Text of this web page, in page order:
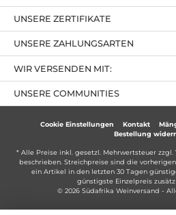
UNSERE ZAHLUNGSARTEN
UNSERE ZERTIFIKATE
UNSERE COMMUNITIES
WIR VERSENDEN MIT:
Cookie Einstellungen Kontakt
Bestellung
* Alle Preise inkl. gesetzl. Mehrwertsteuer zzgl.
beschrieben. Streichpreise sind die
ein Artikel in den letzten 30 Tagen
günstigste Einzelpreis
© 2026 Südafrika Weinversand -